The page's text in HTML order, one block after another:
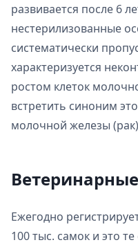
развивается после 6
нестерилизованные
систематически
характеризуется
ростом клеток
встретить синоним
молочной железы
Ежегодно
100 тыс. самок и это